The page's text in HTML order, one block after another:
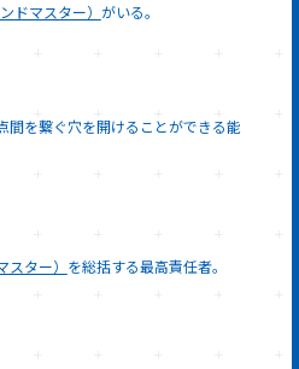
ドマスター） がいる。
間を繋ぐ穴を開けることができる能
ター） を総括する最高責任者。